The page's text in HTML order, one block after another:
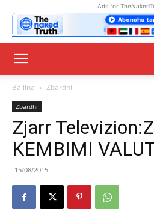
Ads for
Ballina Zbardhi
Zbardhi
Zjarr
KEMBIMI
15/08/2015